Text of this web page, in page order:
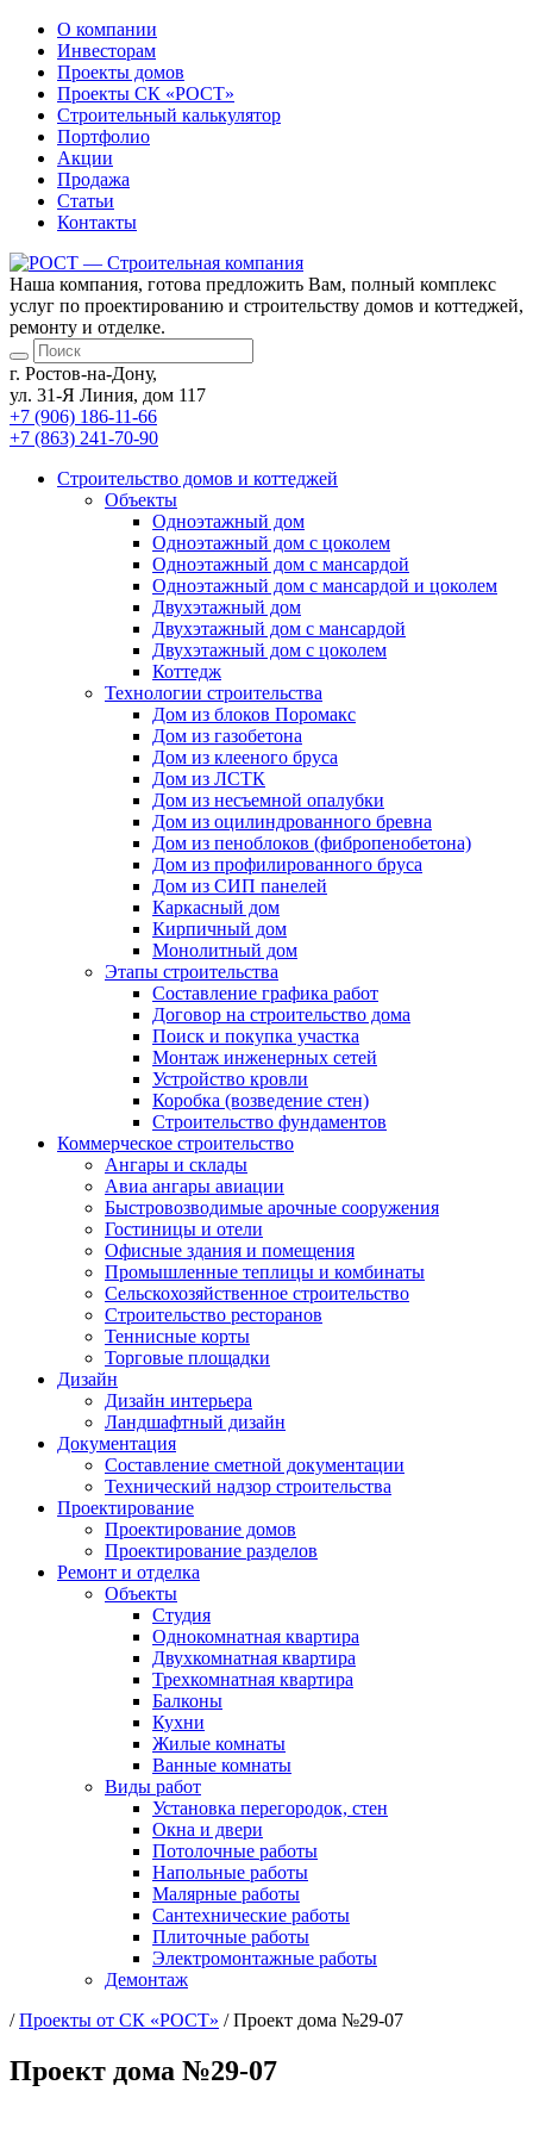
О компании
Инвесторам
Проекты домов
Проекты СК «РОСТ»
Строительный калькулятор
Портфолио
Акции
Продажа
Статьи
Контакты
Наша компания, готова предложить Вам, полный комплекс
услуг по проектированию и строительству домов и коттеджей,
ремонту и отделке.
г. Ростов-на-Дону,
ул. 31-Я Линия, дом 117
+7 (906) 186-11-66
+7 (863) 241-70-90
Cтроительство домов и коттеджей
Объекты
Одноэтажный дом
Одноэтажный дом с цоколем
Одноэтажный дом с мансардой
Одноэтажный дом с мансардой и цоколем
Двухэтажный дом
Двухэтажный дом с мансардой
Двухэтажный дом с цоколем
Коттедж
Технологии строительства
Дом из блоков Поромакс
Дом из газобетона
Дом из клееного бруса
Дом из ЛСТК
Дом из несъемной опалубки
Дом из оцилиндрованного бревна
Дом из пеноблоков (фибропенобетона)
Дом из профилированного бруса
Дом из СИП панелей
Каркасный дом
Кирпичный дом
Монолитный дом
Этапы строительства
Составление графика работ
Договор на строительство дома
Поиск и покупка участка
Монтаж инженерных сетей
Устройство кровли
Коробка (возведение стен)
Строительство фундаментов
Коммерческое строительство
Ангары и склады
Авиа ангары авиации
Быстровозводимые арочные сооружения
Гостиницы и отели
Офисные здания и помещения
Промышленные теплицы и комбинаты
Сельскохозяйственное строительство
Строительство ресторанов
Теннисные корты
Торговые площадки
Дизайн
Дизайн интерьера
Ландшафтный дизайн
Документация
Составление сметной документации
Технический надзор строительства
Проектирование
Проектирование домов
Проектирование разделов
Ремонт и отделка
Объекты
Студия
Однокомнатная квартира
Двухкомнатная квартира
Трехкомнатная квартира
Балконы
Кухни
Жилые комнаты
Ванные комнаты
Виды работ
Установка перегородок, стен
Окна и двери
Потолочные работы
Напольные работы
Малярные работы
Сантехнические работы
Плиточные работы
Электромонтажные работы
Демонтаж
/Проекты от СК «РОСТ» /Проект дома №29-07
Проект дома №29-07